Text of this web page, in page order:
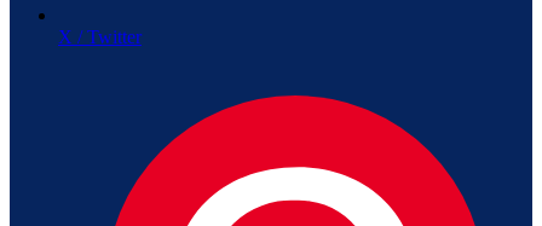
X / Twitter